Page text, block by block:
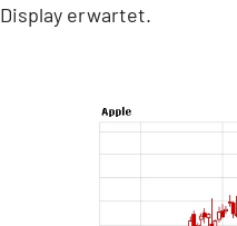
Display erwartet.